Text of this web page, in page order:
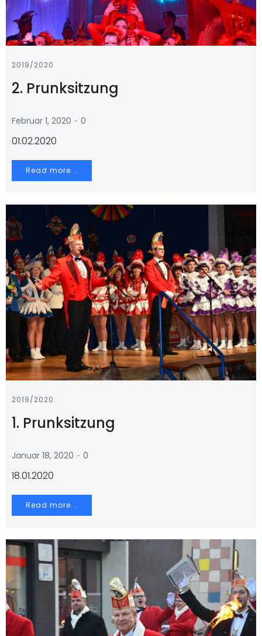
2019/2020
2. Prunksitzung
Februar 1, 2020 - 0
01.02.2020
Read more...
2019/2020
1. Prunksitzung
Januar 18, 2020 - 0
18.01.2020
Read more...